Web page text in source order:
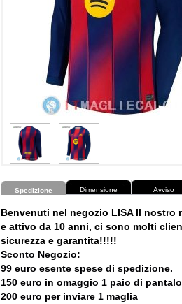
Spedizione Dimensione Avviso
Benvenuti nel negozio LISA Il nostro
e attivo da 10 anni, ci sono molti
sicurezza e garantita!!!!!
Sconto Negozio:
99 euro esente spese di spedizione.
150 euro in omaggio 1 paio di
200 euro per inviare 1 maglia